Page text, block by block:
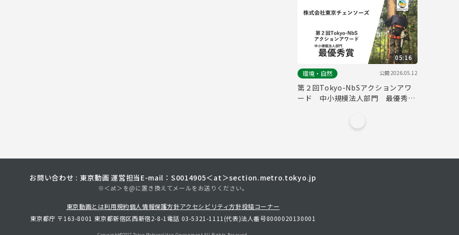
05:16
環境・自然
公開2026.05.12
第２回Tokyo-NbSアクションアワ
ード 中小規模法人部門 最優秀賞
お問い合わせ : 東京動画 運営担当 E-mail：S0014905＜at＞section.metro.tokyo.jp
※＜at＞を@に置き換えてメールをお送りください。
東京動画とは利用規約個人情報保護方針アクセシビリティ方針投稿コーナー
東京都庁 〒163-8001 東京都新宿区西新宿2-8-1 電話 03-5321-1111(代表)法人番号8000020130001